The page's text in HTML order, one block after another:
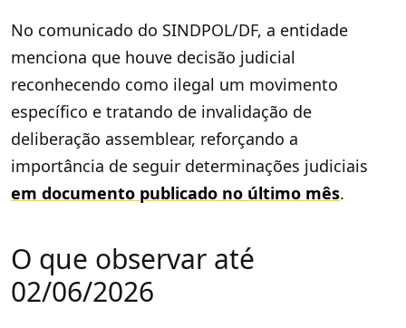
No comunicado do SINDPOL/DF, a entidade
menciona que houve decisão judicial
reconhecendo como ilegal um movimento
específico e tratando de invalidação de
deliberação assemblear, reforçando a
importância de seguir determinações judiciais
em documento publicado no último mês.
O que observar até
02/06/2026